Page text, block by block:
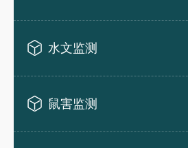
水文监测
鼠害监测